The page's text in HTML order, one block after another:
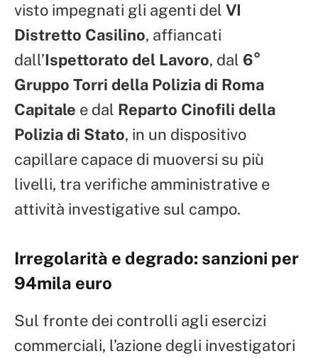
visto impegnati gli agenti del VI
Distretto Casilino, affiancati
dall’Ispettorato del Lavoro, dal 6°
Gruppo Torri della Polizia di Roma
Capitale e dal Reparto Cinofili della
Polizia di Stato, in un dispositivo
capillare capace di muoversi su più
livelli, tra verifiche amministrative e
attività investigative sul campo.
Irregolarità e degrado: sanzioni per
94mila euro
Sul fronte dei controlli agli esercizi
commerciali, l’azione degli investigatori